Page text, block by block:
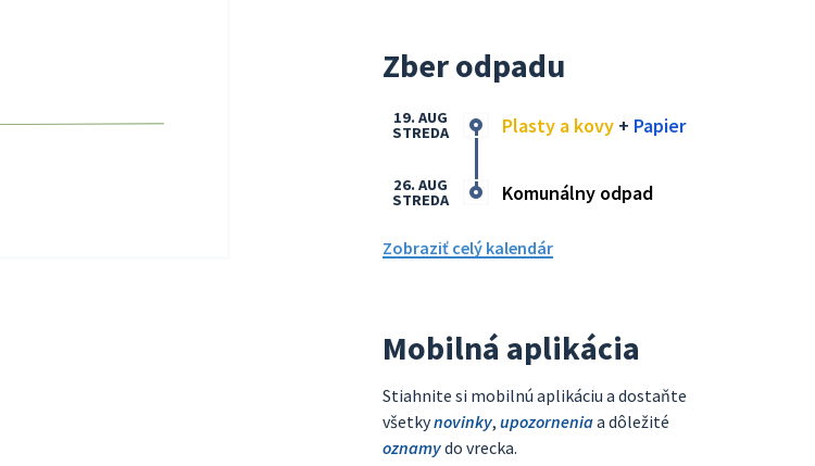
Zber odpadu
Plasty a kovy + Papier
19. AUG
STREDA
Komunálny odpad
26. AUG
STREDA
Zobraziť celý kalendár
Mobilná aplikácia
Stiahnite si mobilnú aplikáciu a dostaňte
všetkynovinky, upozorneniaa dôležité
oznamydo vrecka.